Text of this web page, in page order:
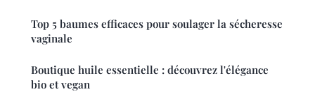
Top 5 baumes efficaces pour soulager la sécheresse
vaginale
Boutique huile essentielle : découvrez l'élégance
bio et vegan